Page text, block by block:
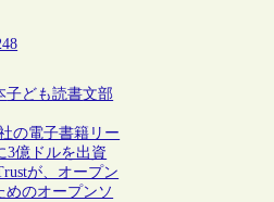
子ども読書文部
の電子書籍リー
3億ドルを出資
が、オープン
めのオープンソ